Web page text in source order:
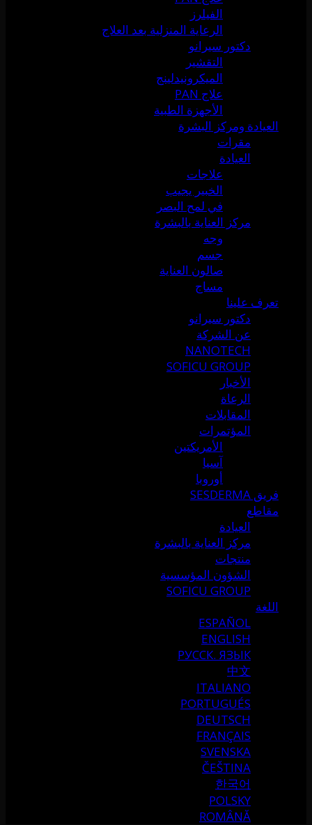
الفيلرز
الرعاية المنزلية بعد العلاج
دكتور سيرانو
التقشير
الميكرونيدلينج
علاج PAN
الأجهزة الطبية
العيادة ومركز البشرة
مقرات
العيادة
علاجات
الخبير يجيب
في لمح البصر
مركز العناية بالبشرة
وجه
جسم
صالون العناية
مساج
تعرف علينا
دكتور سيرانو
عن الشركة
NANOTECH
SOFICU GROUP
الأخبار
الرعاة
المقابلات
المؤتمرات
الأمريكتين
آسيا
أوروبا
فريق SESDERMA
مقاطع
العيادة
مركز العناية بالبشرة
منتجات
الشؤون المؤسسية
SOFICU GROUP
اللغة
ESPAÑOL
ENGLISH
РУССК. ЯЗЫК
中文
ITALIANO
PORTUGUÉS
DEUTSCH
FRANÇAIS
SVENSKA
ČEŠTINA
한국어
POLSKY
ROMÂNĂ